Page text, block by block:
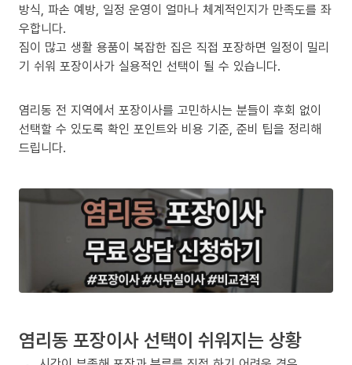
방식, 파손 예방, 일정 운영이 얼마나 체계적인지가 만족도를 좌
우합니다.
짐이 많고 생활 용품이 복잡한 집은 직접 포장하면 일정이 밀리
기 쉬워 포장이사가 실용적인 선택이 될 수 있습니다.
염리동 전 지역에서 포장이사를 고민하시는 분들이 후회 없이
선택할 수 있도록 확인 포인트와 비용 기준, 준비 팁을 정리해
드립니다.
염리동 포장이사 선택이 쉬워지는 상황